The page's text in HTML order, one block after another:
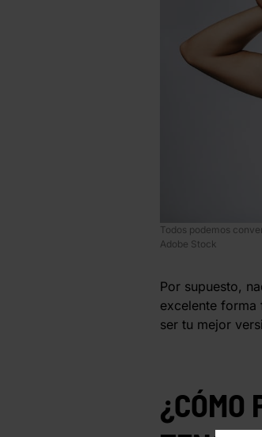
Todos podemos
Adobe Stock
Por supuesto,
excelente forma
ser tu mejor
¿CÓMO